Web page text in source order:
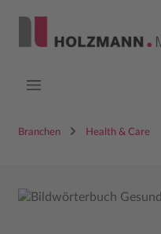
Branchen Health & Care
Bildergalerie überspringen